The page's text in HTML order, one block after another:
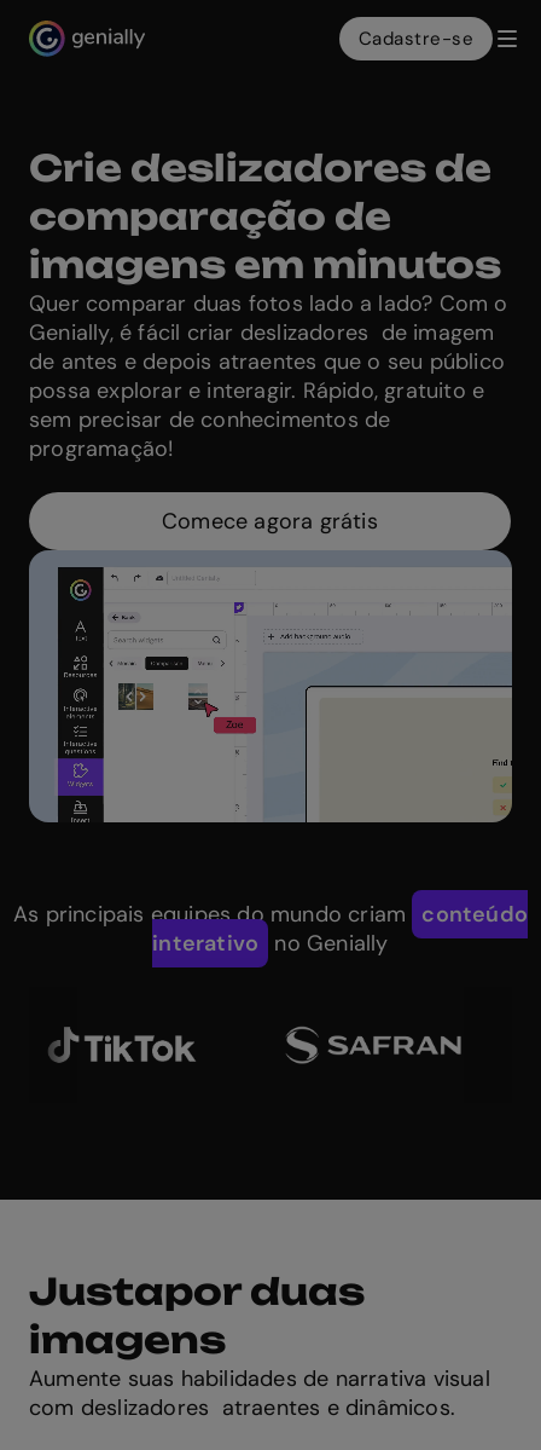
Genialy home page
Cadastre-se
Crie deslizadores de
comparação de
imagens em minutos
Quer comparar duas fotos lado a lado? Com o
Genially, é fácil criar deslizadores de imagem
de antes e depois atraentes que o seu público
possa explorar e interagir. Rápido, gratuito e
sem precisar de conhecimentos de
programação!
Comece agora grátis
As principais equipes do mundo criam
conteúdo
interativo
no Genially
Justapor duas
imagens
Aumente suas habilidades de narrativa visual
com deslizadores atraentes e dinâmicos.